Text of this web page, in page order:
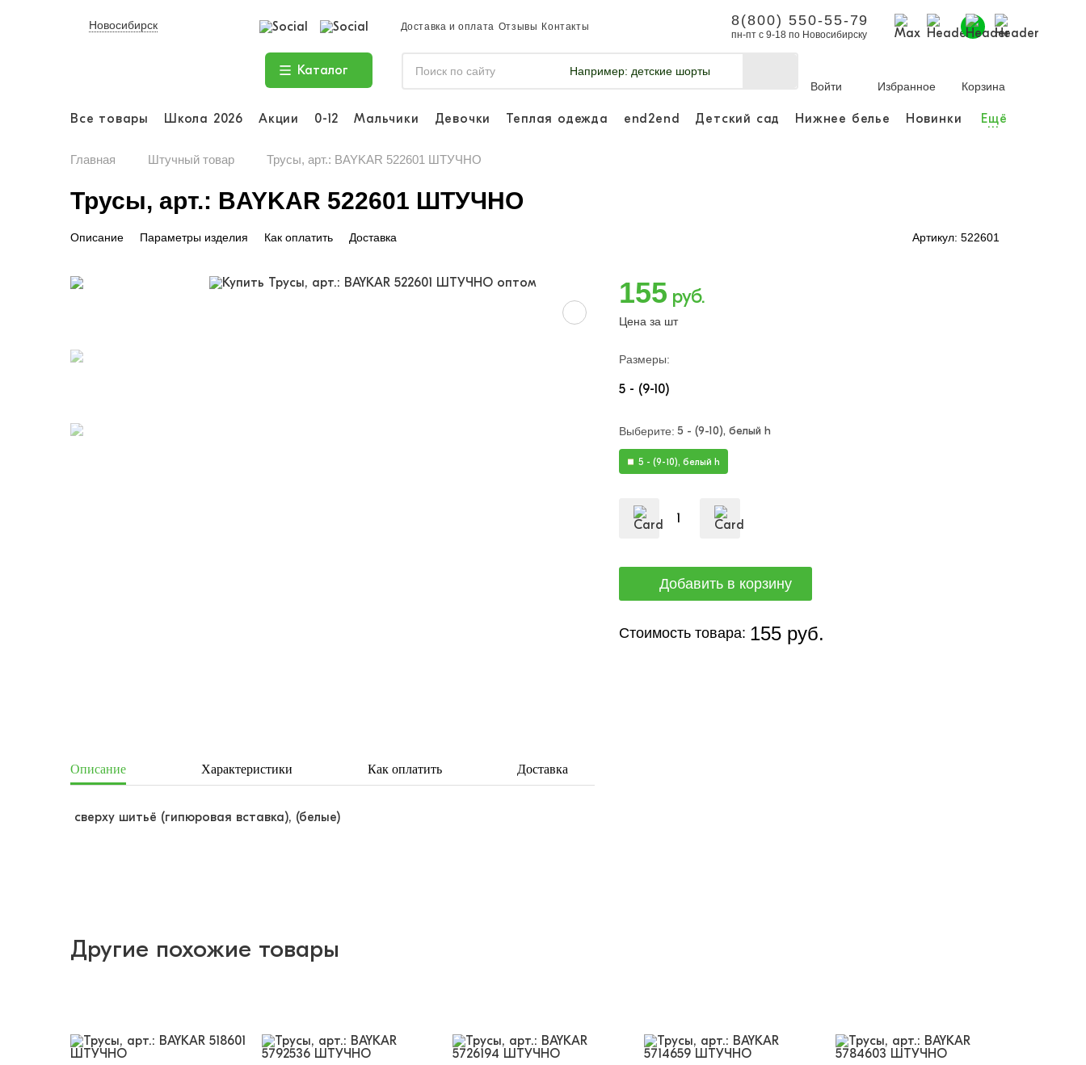
Новосибирск Доставка и оплата Отзывы Контакты 8(800) 550-55-79
пн-пт с 9-18 по Новосибирску
Каталог Например: детские шорты
Войти
Избранное Корзина
Все товары Школа 2026 Акции 0-12 Мальчики Девочки Теплая одежда end2end Детский сад Нижнее белье Новинки Ещё
...
Главная Штучный товар Трусы, арт.: BAYKAR 522601 ШТУЧНО
Трусы, арт.: BAYKAR 522601 ШТУЧНО
Описание Параметры изделия Как оплатить Доставка Артикул: 522601
155 руб.
Цена за шт
Размеры:
5 - (9-10)
Выберите: 5 - (9-10), белый h
5 - (9-10), белый h
Стоимость товара: 155 руб.
Описание Характеристики Как оплатить Доставка
сверху шитьё (гипюровая вставка), (белые)
Другие похожие товары